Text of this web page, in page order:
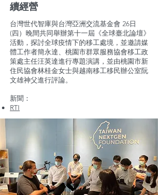
續經營
台灣世代智庫與台灣亞洲交流基金會 26日
(四）晚間共同舉辦第十一屆《全球臺北論壇》
活動，探討全球疫情下的移工處境，並邀請媒
體工作者簡永達、桃園市群眾服務協會移工政
策處主任汪英達進行專題演講，並由桃園市新
住民協會林桂金女士與越南移工移民辦公室阮
文雄神父進行評論。
新聞：
RTI